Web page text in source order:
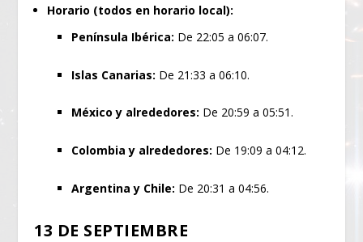
Horario (todos en horario local):
Península Ibérica: De 22:05 a 06:07.
Islas Canarias: De 21:33 a 06:10.
México y alrededores: De 20:59 a 05:51.
Colombia y alrededores: De 19:09 a 04:12.
Argentina y Chile: De 20:31 a 04:56.
13 DE SEPTIEMBRE